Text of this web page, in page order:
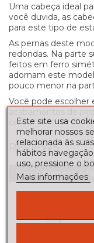
Uma cabeça ideal
você duvida, as
para este tipo de
As pernas deste
redondas. Na parte
feitos em ferro
adornam este
pouco menor na
Você pode escolher
cores.
REVIEWS
Seja o primeiro a
Este site usa
melhorar nossos
relacionada às
hábitos
uso, pressione o
Mais informações